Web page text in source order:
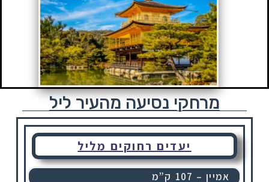
מרחקי נסיעה מהעיר ליל
יעדים רחוקים מליל
אמיין – 107 ק”מ